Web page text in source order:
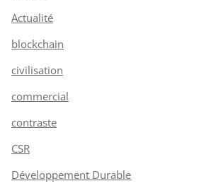
Actualité
blockchain
civilisation
commercial
contraste
CSR
Développement Durable